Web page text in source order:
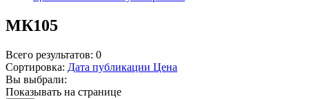
МК105
Всего результатов: 0
Сортировка: Дата публикации Цена
Вы выбрали:
Показывать на странице